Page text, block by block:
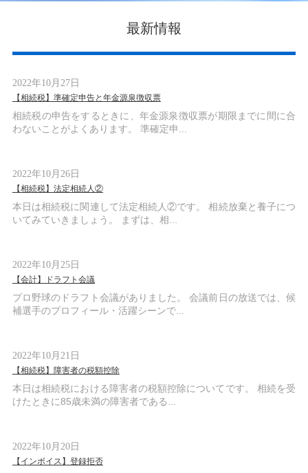
最新情報
2022年10月27日
【相続税】準確定申告と年金源泉徴収票
相続税の申告をするときに、年金源泉徴収票が期限までに間に合
わないことがよくあります。 準確定申...
2022年10月26日
【相続税】法定相続人②
本日は相続税に関連して法定相続人②です。 相続放棄と養子につ
いてみていきましょう。 まずは、相...
2022年10月25日
【会計】ドラフト会議
プロ野球のドラフト会議がありました。 会議前日の放送では、候
補選手のプロフィール・活躍シーンで...
2022年10月21日
【相続税】障害者の税額控除
本日は相続税における障害者の税額控除についてです。 相続を受
けたときに85歳未満の障害者である...
2022年10月20日
【インボイス】登録拒否